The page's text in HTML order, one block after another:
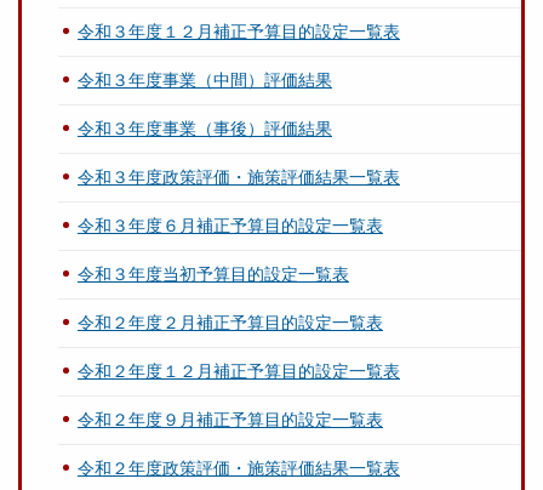
令和３年度１２月補正予算目的設定一覧表
令和３年度事業（中間）評価結果
令和３年度事業（事後）評価結果
令和３年度政策評価・施策評価結果一覧表
令和３年度６月補正予算目的設定一覧表
令和３年度当初予算目的設定一覧表
令和２年度２月補正予算目的設定一覧表
令和２年度１２月補正予算目的設定一覧表
令和２年度９月補正予算目的設定一覧表
令和２年度政策評価・施策評価結果一覧表